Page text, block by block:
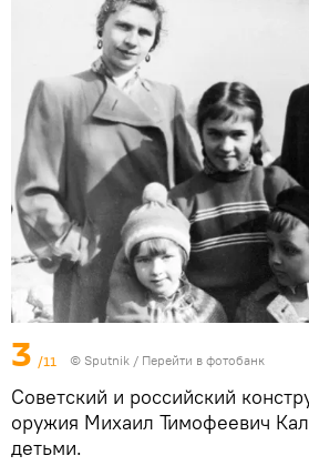
3 /11 © Sputnik / Перейти в фотобанк
Советский и российский
оружия Михаил Тимофеевич
детьми.